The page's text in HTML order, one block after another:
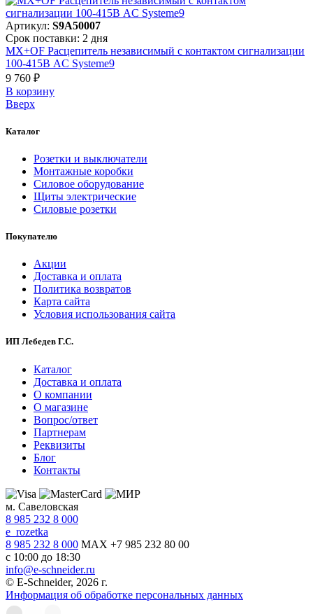
Артикул: S9A50007
Срок поставки: 2 дня
MX+OF Расцепитель независимый с контактом сигнализации
100-415В AC Systeme9
9 760 ₽
В корзинy
Вверх
Каталог
Розетки и выключатели
Монтажные коробки
Силовое оборудование
Щиты электрические
Силовые розетки
Покупателю
Акции
Доставка и оплата
Политика возвратов
Карта сайта
Условия использования сайта
ИП Лебедев Г.С.
Каталог
Доставка и оплата
О компании
О магазине
Вопрос/ответ
Партнерам
Реквизиты
Блог
Контакты
м. Савеловская
8 985 232 8 000
e_rozetka
8 985 232 8 000 MAX +7 985 232 80 00
с 10:00 до 18:30
info@e-schneider.ru
© E-Schneider, 2026 г.
Информация об обработке персональных данных